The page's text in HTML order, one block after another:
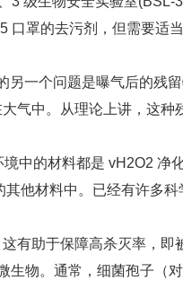
口罩的去污剂，但需要适
一个问题是曝气后的残
气中。从理论上讲，这种
中的材料都是 vH2O2 净
他材料中。已经有许多科
有助于保障高杀灭率，即
生物。通常，细菌孢子（对